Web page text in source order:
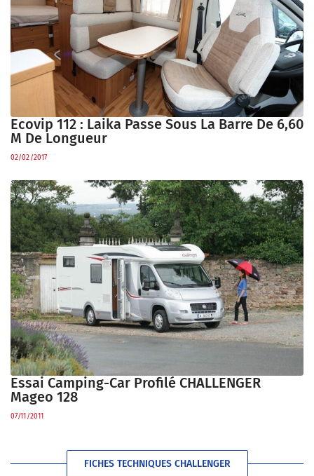
Ecovip 112 : Laika Passe Sous La Barre De 6,60
M De Longueur
02/02/2017
Essai Camping-Car Profilé CHALLENGER
Mageo 128
07/11/2011
FICHES TECHNIQUES CHALLENGER